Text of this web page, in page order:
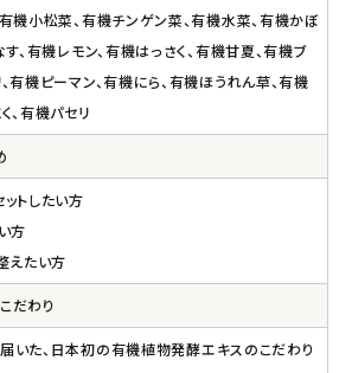
機小松菜、有機チンゲン菜、有機水菜、有機かぼ
す、有機レモン、有機はっさく、有機甘夏、有機ブ
有機ピーマン、有機にら、有機ほうれん草、有機
、有機パセリ
トしたい方
方
えたい方
だわり
いた、日本初の有機植物発酵エキスのこだわり